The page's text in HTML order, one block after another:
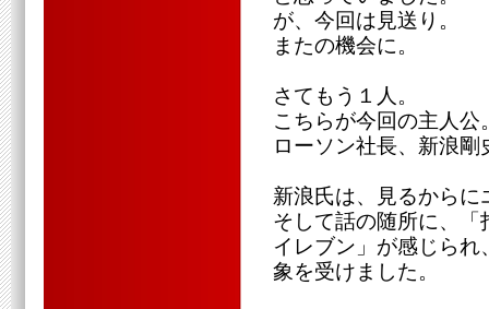
が、今回は見送り。
またの機会に。
さてもう１人。
こちらが今回の主人公
ローソン社長、新浪剛
新浪氏は、見るから
そして話の随所に、
イレブン」が感じら
象を受けました。